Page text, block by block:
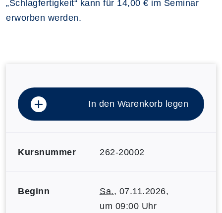
„Schlagfertigkeit“ kann für 14,00 € im Seminar
erworben werden.
In den Warenkorb legen
Kursnummer 262-20002
Beginn Sa., 07.11.2026,
um 09:00 Uhr